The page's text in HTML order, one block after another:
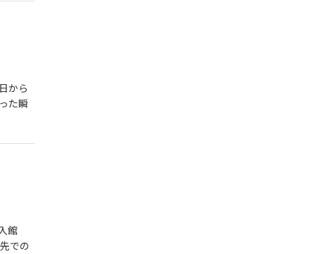
から
た瞬
館
での